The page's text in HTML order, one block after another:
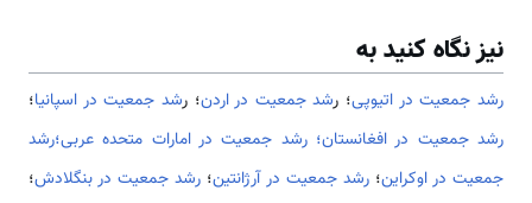
نیز نگاه کنید به
رشد جمعیت در اتیوپی؛ رشد جمعیت در اردن؛ رشد جمعیت در اسپانیا؛
رشد جمعیت در افغانستان؛ رشد جمعیت در امارات متحده عربی؛رشد
جمعیت در اوکراین؛رشد جمعیت در آرژانتین؛ رشد جمعیت در بنگلادش؛